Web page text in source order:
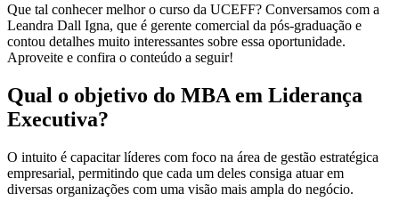
Que tal conhecer melhor o curso da UCEFF? Conversamos com a
Leandra Dall Igna, que é gerente comercial da pós-graduação e
contou detalhes muito interessantes sobre essa oportunidade.
Aproveite e confira o conteúdo a seguir!
Qual o objetivo do MBA em Liderança
Executiva?
O intuito é capacitar líderes com foco na área de gestão estratégica
empresarial, permitindo que cada um deles consiga atuar em
diversas organizações com uma visão mais ampla do negócio.